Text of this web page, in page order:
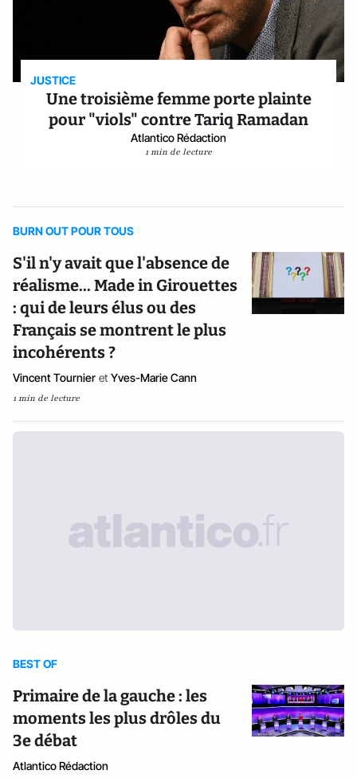
JUSTICE
Une troisième femme porte plainte
pour "viols" contre Tariq Ramadan
Atlantico Rédaction
1 min de lecture
BURN OUT POUR TOUS
S'il n'y avait que l'absence de
réalisme... Made in Girouettes
: qui de leurs élus ou des
Français se montrent le plus
incohérents ?
Vincent Tournier et Yves-Marie Cann
1 min de lecture
BEST OF
Primaire de la gauche : les
moments les plus drôles du
3e débat
Atlantico Rédaction